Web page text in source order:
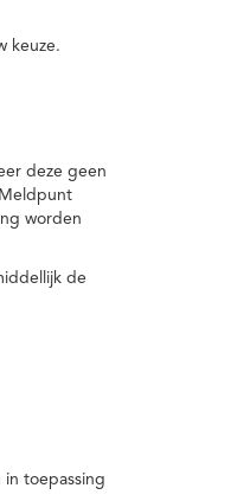
keuze.
deze geen
worden
de
toepassing